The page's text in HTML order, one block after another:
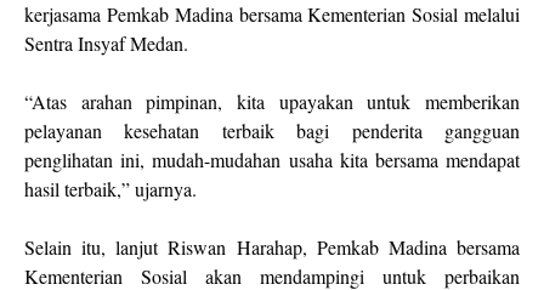
kerjasama Pemkab Madina bersama Kementerian Sosial melalui
Sentra Insyaf Medan.
“Atas arahan pimpinan, kita upayakan untuk memberikan
pelayanan kesehatan terbaik bagi penderita gangguan
penglihatan ini, mudah-mudahan usaha kita bersama mendapat
hasil terbaik,” ujarnya.
Selain itu, lanjut Riswan Harahap, Pemkab Madina bersama
Kementerian Sosial akan mendampingi untuk perbaikan